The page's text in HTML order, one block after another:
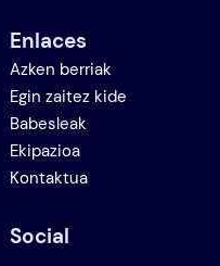
Enlaces
Azken berriak
Egin zaitez kide
Babesleak
Ekipazioa
Kontaktua
Social